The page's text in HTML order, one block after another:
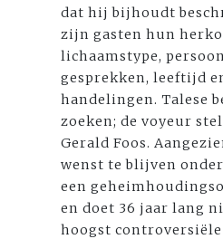
dat hij bijhoudt
zijn gasten hun
lichaamstype,
gesprekken, leeftijd
handelingen. Talese
zoeken; de voyeur
Gerald Foos.
wenst te blijven
een
en doet 36 jaar lang
hoogst